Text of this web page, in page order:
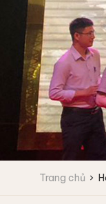
NGHIỆP
Máy giặt
Fagor
Máy giặt
Máy giặt
Máy giặt
IPSO
Máy giặt
Trang chủ